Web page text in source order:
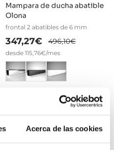
Acerca de las cookies
Mampara de ducha abatible
Olona
frontal 2 abatibles de 6 mm
347,27€ 496,10€
desde 115,76€/mes
115